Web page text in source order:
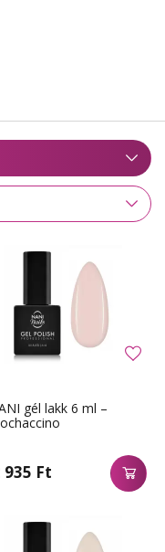
gél lakk 6 ml –
935 Ft